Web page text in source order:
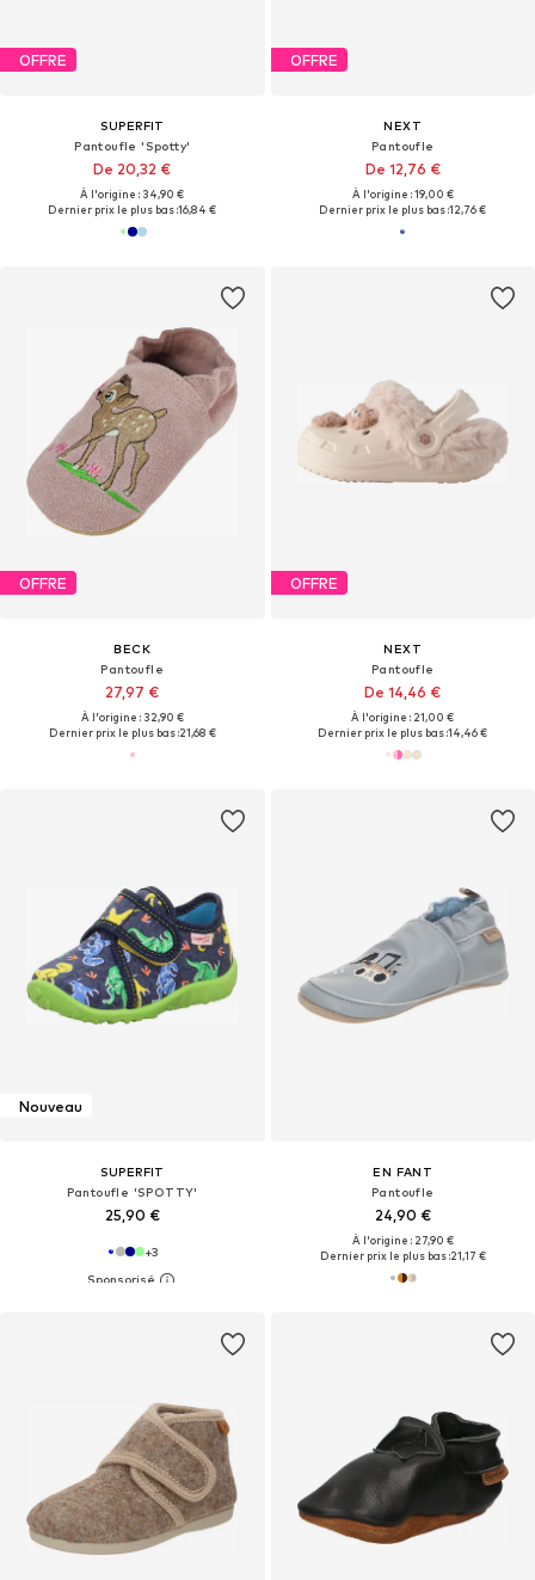
OFFRE
SUPERFIT
Pantoufle 'Spotty'
De 20,32 €
À l'origine : 34,90 €
Dernier prix le plus bas :16,84 €
OFFRE
NEXT
Pantoufle
De 12,76 €
À l'origine : 19,00 €
Dernier prix le plus bas :12,76 €
OFFRE
BECK
Pantoufle
27,97 €
À l'origine : 32,90 €
Dernier prix le plus bas :21,68 €
OFFRE
NEXT
Pantoufle
De 14,46 €
À l'origine : 21,00 €
Dernier prix le plus bas :14,46 €
Nouveau
SUPERFIT
Pantoufle 'SPOTTY'
25,90 €
+3
EN FANT
Pantoufle
24,90 €
À l'origine : 27,90 €
Dernier prix le plus bas :21,17 €